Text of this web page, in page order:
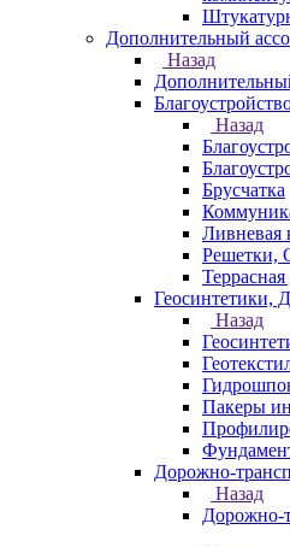
Дополнительный
Назад
Назад
Брусчатка
Ливневая
Решетки,
Террасная
Геосинтетики,
Назад
Пакеры
Дорожно-
Назад
Дорожно-